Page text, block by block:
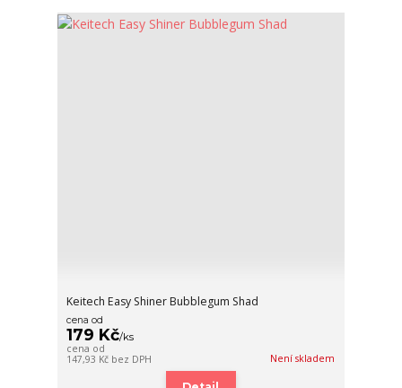
Keitech Easy Shiner Bubblegum Shad
cena od
179 Kč/ks
cena od
147,93 Kč bez DPH Není skladem